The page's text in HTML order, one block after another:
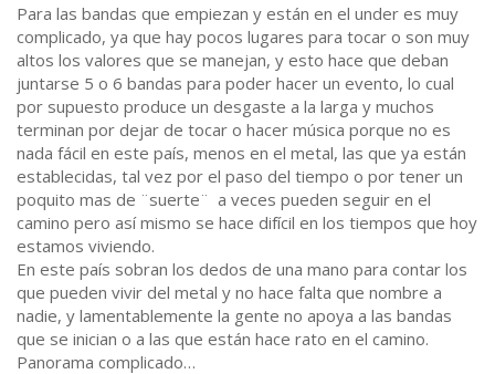
Para las bandas que empiezan y están en el under es muy
complicado, ya que hay pocos lugares para tocar o son muy
altos los valores que se manejan, y esto hace que deban
juntarse 5 o 6 bandas para poder hacer un evento, lo cual
por supuesto produce un desgaste a la larga y muchos
terminan por dejar de tocar o hacer música porque no es
nada fácil en este país, menos en el metal, las que ya están
establecidas, tal vez por el paso del tiempo o por tener un
poquito mas de ¨suerte¨ a veces pueden seguir en el
camino pero así mismo se hace difícil en los tiempos que hoy
estamos viviendo.
En este país sobran los dedos de una mano para contar los
que pueden vivir del metal y no hace falta que nombre a
nadie, y lamentablemente la gente no apoya a las bandas
que se inician o a las que están hace rato en el camino.
Panorama complicado…